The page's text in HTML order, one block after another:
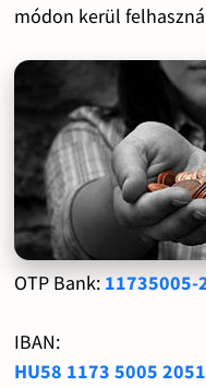
módon kerül
OTP Bank: 11735005-
IBAN:
HU58 1173 5005